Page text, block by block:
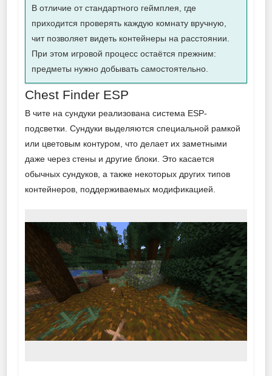
В отличие от стандартного геймплея, где
приходится проверять каждую комнату вручную,
чит позволяет видеть контейнеры на расстоянии.
При этом игровой процесс остаётся прежним:
предметы нужно добывать самостоятельно.
Chest Finder ESP
В чите на сундуки реализована система ESP-
подсветки. Сундуки выделяются специальной рамкой
или цветовым контуром, что делает их заметными
даже через стены и другие блоки. Это касается
обычных сундуков, а также некоторых других типов
контейнеров, поддерживаемых модификацией.